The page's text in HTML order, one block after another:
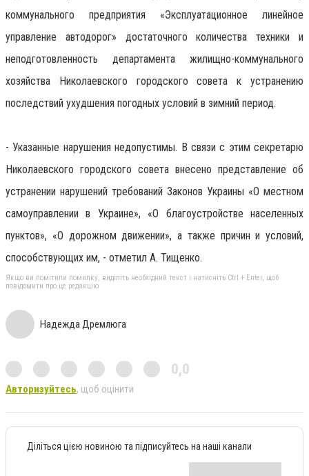
коммунального предприятия «Эксплуатационное линейное
управление автодорог» достаточного количества техники и
неподготовленность департамента жилищно-коммунального
хозяйства Николаевского городского совета к устранению
последствий ухудшения погодных условий в зимний период.
- Указанные нарушения недопустимы. В связи с этим секретарю
Николаевского городского совета внесено представление об
устранении нарушений требований Законов Украины «О местном
самоуправлении в Украине», «О благоустройстве населенных
пунктов», «О дорожном движении», а также причин и условий,
способствующих им, - отметил А. Тищенко.
Якщо ви помітили помилку, виділіть необхідний текст і натисніть Ctrl + Enter, щоб
повідомити про це редакцію
Надежда Дремлюга
0,0
Авторизуйтесь, щоб оцінити
Діліться цією новиною та підписуйтесь на наші канали